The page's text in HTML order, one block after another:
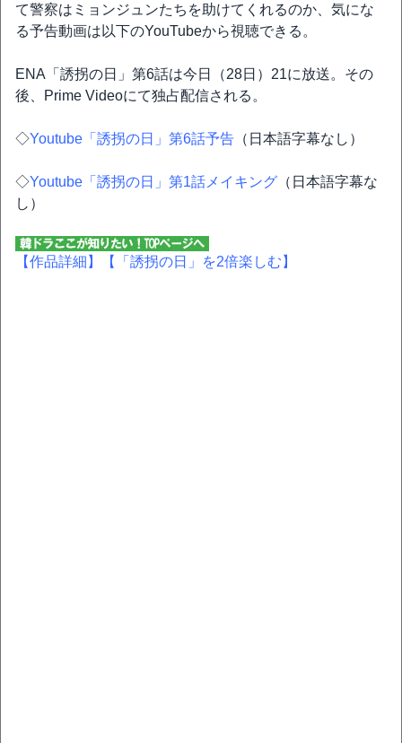
て警察はミョンジュンたちを助けてくれるのか、気にな
る予告動画は以下のYouTubeから視聴できる。
ENA「誘拐の日」第6話は今日（28日）21に放送。その
後、Prime Videoにて独占配信される。
◇Youtube「誘拐の日」第6話予告 （日本語字幕なし）
◇Youtube「誘拐の日」第1話メイキング （日本語字幕な
し）
【作品詳細】 【「誘拐の日」を2倍楽しむ】